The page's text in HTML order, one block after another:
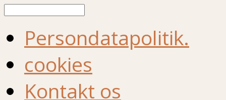
Persondatapolitik.
cookies
Kontakt os